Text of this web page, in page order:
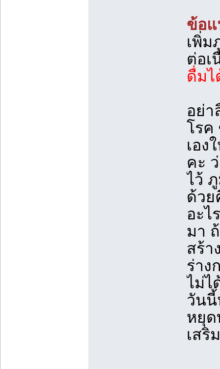
ข้อแ
เพิ่
ต่อเ
ดื่มไ
อย่า
โรค
เอง
คะ
ไว้
ด้วย
อะไ
มา
สร้า
ร่าง
ไม่ไ
วันนี้
หยุด
เสริ